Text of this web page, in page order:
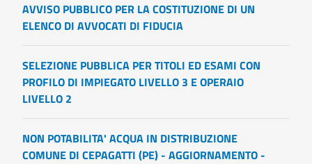
AVVISO PUBBLICO PER LA COSTITUZIONE DI UN
ELENCO DI AVVOCATI DI FIDUCIA
SELEZIONE PUBBLICA PER TITOLI ED ESAMI CON
PROFILO DI IMPIEGATO LIVELLO 3 E OPERAIO
LIVELLO 2
NON POTABILITA' ACQUA IN DISTRIBUZIONE
COMUNE DI CEPAGATTI (PE) - AGGIORNAMENTO -